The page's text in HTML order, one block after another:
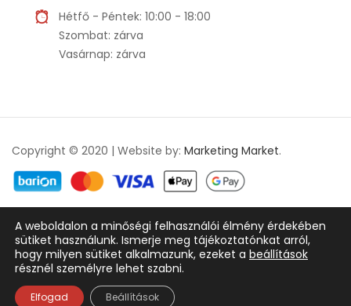
Hétfő - Péntek: 10:00 - 18:00
Szombat: zárva
Vasárnap: zárva
Copyright © 2020 | Website by: Marketing Market.
Adatkezelési tájékoztató ÁSZF
A weboldalon a minőségi felhasználói élmény érdekében
sütiket használunk. Ismerje meg tájékoztatónkat arról,
hogy milyen sütiket alkalmazunk, ezeket a beállítások
résznél személyre lehet szabni.
Elfogad Beállítások
Magyar